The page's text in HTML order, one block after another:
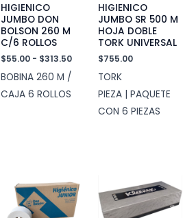
HIGIENICO
JUMBO DON
BOLSON 260 M
C/6 ROLLOS
$55.00 - $313.50Rango
de
precios:
desde
hasta
BOBINA 260 M /
CAJA 6 ROLLOS
HIGIENICO
JUMBO SR 500 M
HOJA DOBLE
TORK UNIVERSAL
$755.00
TORK
PIEZA | PAQUETE
CON 6 PIEZAS